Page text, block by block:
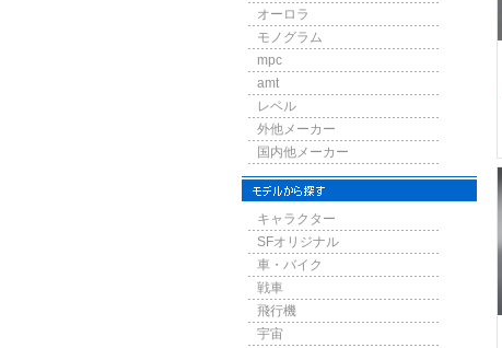
オーロラ
モノグラム
mpc
amt
レベル
外他メーカー
国内他メーカー
キャラクター
SFオリジナル
車・バイク
戦車
飛行機
宇宙